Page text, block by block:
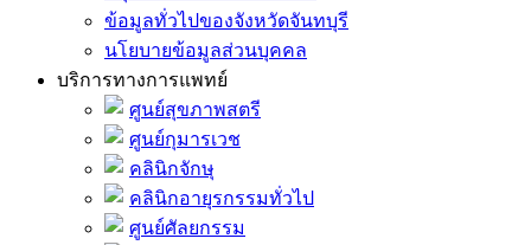
ข้อมูลทั่วไปของจังหวัดจันทบุรี
นโยบายข้อมูลส่วนบุคคล
บริการทางการแพทย์
ศูนย์สุขภาพสตรี
ศูนย์กุมารเวช
คลินิกจักษุ
คลินิกอายุรกรรมทั่วไป
ศูนย์ศัลยกรรม